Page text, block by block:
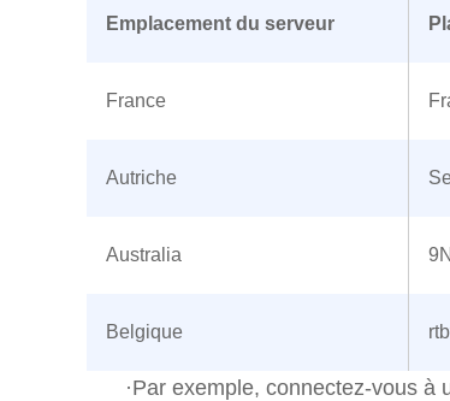
Emplacement du serveur
France
Autriche
Australia
Belgique
·Par exemple, connectez-vous